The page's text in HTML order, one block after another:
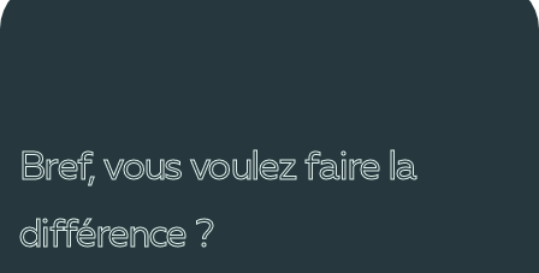
Bref, vous voulez faire la
différence ?